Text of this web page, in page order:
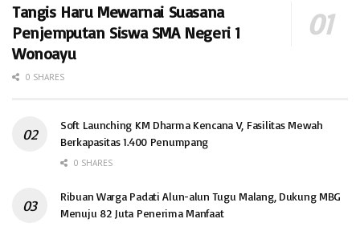
Tangis Haru Mewarnai Suasana
Penjemputan Siswa SMA Negeri 1
Wonoayu
0 SHARES
Soft Launching KM Dharma Kencana V, Fasilitas Mewah
Berkapasitas 1.400 Penumpang
0 SHARES
Ribuan Warga Padati Alun-alun Tugu Malang, Dukung MBG
Menuju 82 Juta Penerima Manfaat